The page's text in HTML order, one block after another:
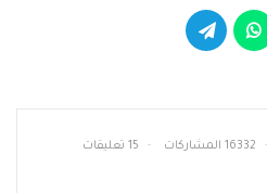
16332 المشاركات 15 تعليقات